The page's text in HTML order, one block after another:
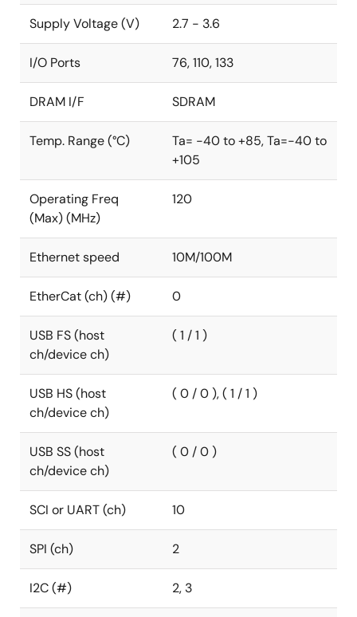
Supply Voltage (V) 2.7 - 3.6
I/O Ports 76, 110, 133
DRAM I/F SDRAM
Temp. Range (°C)
Ta= -40 to +85, Ta=-40 to
+105
Operating Freq
(Max) (MHz)
120
Ethernet speed 10M/100M
EtherCat (ch) (#) 0
USB FS (host
ch/device ch)
( 1 / 1 )
USB HS (host
ch/device ch)
( 0 / 0 ), ( 1 / 1 )
USB SS (host
ch/device ch)
( 0 / 0 )
SCI or UART (ch) 10
SPI (ch) 2
I2C (#) 2, 3